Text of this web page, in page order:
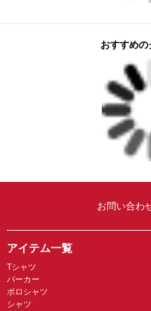
おすすめ
お問い合わ
アイテム一覧
Tシャツ
パーカー
ポロシャツ
シャツ